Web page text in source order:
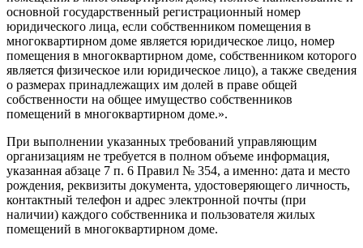
основной государственный регистрационный номер
юридического лица, если собственником помещения в
многоквартирном доме является юридическое лицо, номер
помещения в многоквартирном доме, собственником которого
является физическое или юридическое лицо), а также сведения
о размерах принадлежащих им долей в праве общей
собственности на общее имущество собственников
помещений в многоквартирном доме.».
При выполнении указанных требований управляющим
организациям не требуется в полном объеме информация,
указанная абзаце 7 п. 6 Правил № 354, а именно: дата и место
рождения, реквизиты документа, удостоверяющего личность,
контактный телефон и адрес электронной почты (при
наличии) каждого собственника и пользователя жилых
помещений в многоквартирном доме.